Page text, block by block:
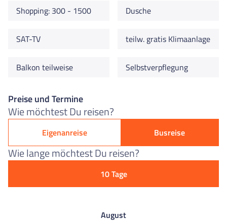
Shopping: 300 - 1500 Dusche
SAT-TV teilw. gratis Klimaanlage
Balkon teilweise Selbstverpflegung
Preise und Termine
Wie möchtest Du reisen?
Eigenanreise Busreise
Wie lange möchtest Du reisen?
10 Tage
August